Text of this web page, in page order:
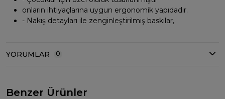
onların ihtiyaçlarına uygun ergonomik yapıdadır.
- Nakış detayları ile zenginleştirilmiş baskılar,
YORUMLAR 0
Benzer Ürünler